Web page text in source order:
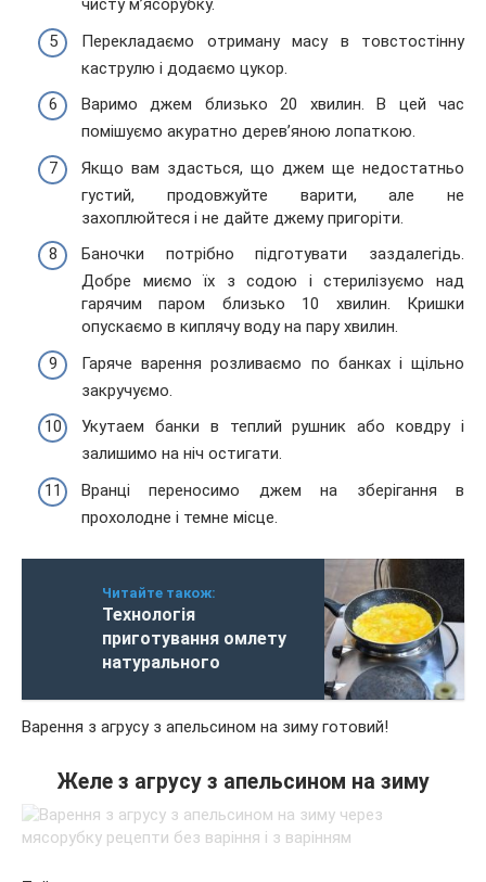
чисту м’ясорубку.
Перекладаємо отриману масу в товстостінну
каструлю і додаємо цукор.
Варимо джем близько 20 хвилин. В цей час
помішуємо акуратно дерев’яною лопаткою.
Якщо вам здасться, що джем ще недостатньо
густий, продовжуйте варити, але не
захоплюйтеся і не дайте джему пригоріти.
Баночки потрібно підготувати заздалегідь.
Добре миємо їх з содою і стерилізуємо над
гарячим паром близько 10 хвилин. Кришки
опускаємо в киплячу воду на пару хвилин.
Гаряче варення розливаємо по банках і щільно
закручуємо.
Укутаем банки в теплий рушник або ковдру і
залишимо на ніч остигати.
Вранці переносимо джем на зберігання в
прохолодне і темне місце.
Читайте також:
Технологія
приготування омлету
натурального
Варення з агрусу з апельсином на зиму готовий!
Желе з агрусу з апельсином на зиму